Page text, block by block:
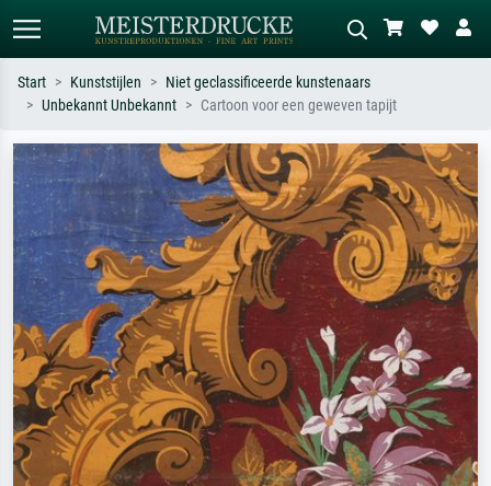
Zoek op kunstenaar, titel of stijl – bijv.
Monet, Sterrennacht, impressionisme,
Hokusai-golf, naakt.
Beschrijf de scène – bijv. groene
weide, abstract met veel rood, donker
olieverfschilderij, staand naakt naast
een boom.
Start Kunststijlen
Niet geclassificeerde kunstenaars
Unbekannt Unbekannt
Cartoon voor een geweven tapijt